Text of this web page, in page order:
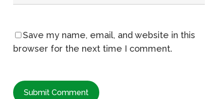
Save my name, email, and website in this
browser for the next time I comment.